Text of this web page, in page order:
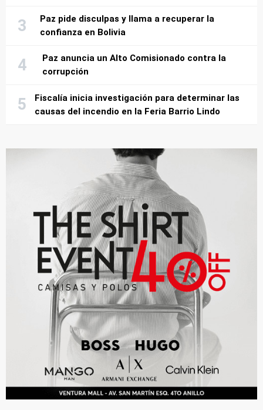
Paz pide disculpas y llama a recuperar la
confianza en Bolivia
Paz anuncia un Alto Comisionado contra la
corrupción
Fiscalía inicia investigación para determinar las
causas del incendio en la Feria Barrio Lindo